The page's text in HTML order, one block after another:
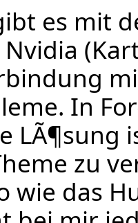
es mit
In
LÃ¶sung
zu
wie das